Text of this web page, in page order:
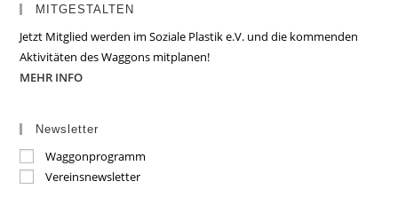
MITGESTALTEN
Jetzt Mitglied werden im Soziale Plastik e.V. und die kommenden
Aktivitäten des Waggons mitplanen!
MEHR INFO
Newsletter
Waggonprogramm
Vereinsnewsletter